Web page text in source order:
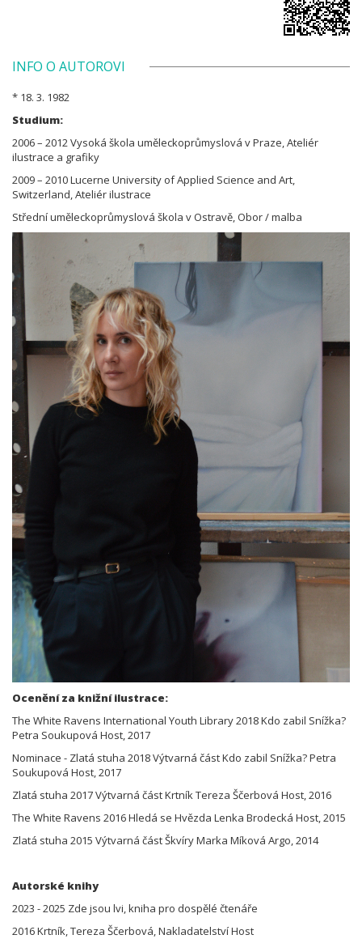
INFO O AUTOROVI
* 18. 3. 1982
Studium:
2006 – 2012 Vysoká škola uměleckoprůmyslová v Praze, Ateliér
ilustrace a grafiky
2009 – 2010 Lucerne University of Applied Science and Art,
Switzerland, Ateliér ilustrace
Střední uměleckoprůmyslová škola v Ostravě, Obor / malba
Ocenění za knižní ilustrace:
The White Ravens International Youth Library 2018 Kdo zabil Snížka?
Petra Soukupová Host, 2017
Nominace - Zlatá stuha 2018 Výtvarná část Kdo zabil Snížka? Petra
Soukupová Host, 2017
Zlatá stuha 2017 Výtvarná část Krtník Tereza Ščerbová Host, 2016
The White Ravens 2016 Hledá se Hvězda Lenka Brodecká Host, 2015
Zlatá stuha 2015 Výtvarná část Škvíry Marka Míková Argo, 2014
Autorské knihy
2023 - 2025 Zde jsou lvi, kniha pro dospělé čtenáře
2016 Krtník, Tereza Ščerbová, Nakladatelství Host